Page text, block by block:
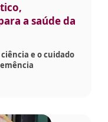
a saúde da
e o cuidado